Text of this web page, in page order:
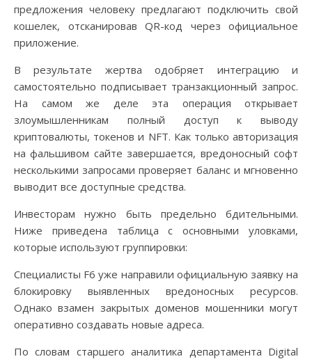
предложения человеку предлагают подключить свой
кошелек, отсканировав QR-код через официальное
приложение.
В результате жертва одобряет интеграцию и
самостоятельно подписывает транзакционный запрос.
На самом же деле эта операция открывает
злоумышленникам полный доступ к выводу
криптовалюты, токенов и NFT. Как только авторизация
на фальшивом сайте завершается, вредоносный софт
несколькими запросами проверяет баланс и мгновенно
выводит все доступные средства.
Инвесторам нужно быть предельно бдительными.
Ниже приведена таблица с основными уловками,
которые используют группировки:
Специалисты F6 уже направили официальную заявку на
блокировку выявленных вредоносных ресурсов.
Однако взамен закрытых доменов мошенники могут
оперативно создавать новые адреса.
По словам старшего аналитика департамента Digital